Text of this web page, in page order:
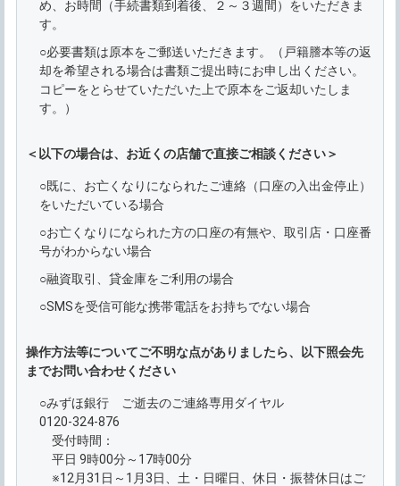
め、お時間（手続書類到着後、２～３週間）をいただきま
す。
○必要書類は原本をご郵送いただきます。（戸籍謄本等の返
却を希望される場合は書類ご提出時にお申し出ください。
コピーをとらせていただいた上で原本をご返却いたしま
す。）
＜以下の場合は、お近くの店舗で直接ご相談ください＞
○既に、お亡くなりになられたご連絡（口座の入出金停止）
をいただいている場合
○お亡くなりになられた方の口座の有無や、取引店・口座番
号がわからない場合
○融資取引、貸金庫をご利用の場合
○SMSを受信可能な携帯電話をお持ちでない場合
操作方法等についてご不明な点がありましたら、以下照会先
までお問い合わせください
○みずほ銀行 ご逝去のご連絡専用ダイヤル
0120-324-876
受付時間：
平日 9時00分～17時00分
※12月31日～1月3日、土・日曜日、休日・振替休日はご